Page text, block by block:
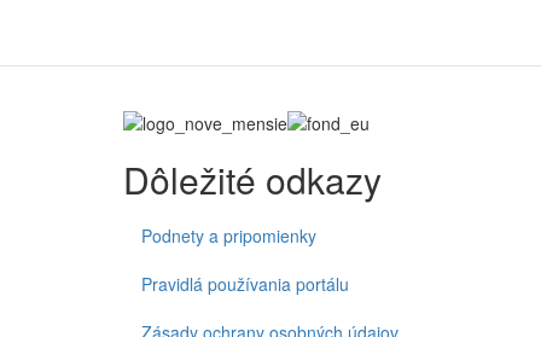
Dôležité odkazy
Podnety a pripomienky
Pravidlá používania portálu